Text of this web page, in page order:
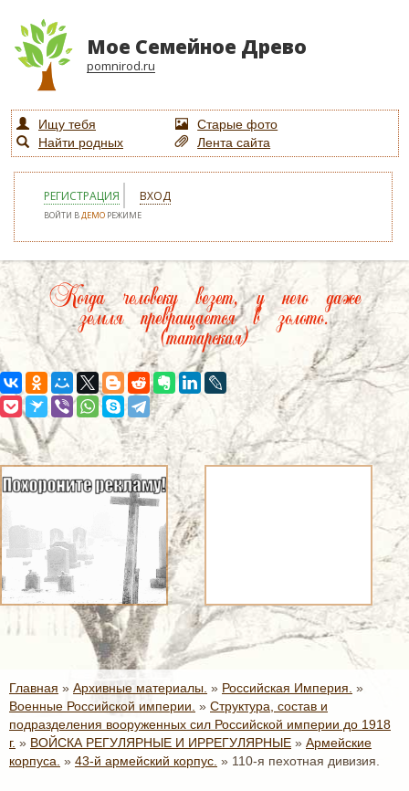
Мое Семейное Древо
pomnirod.ru
Ищу тебя
Старые фото
Найти родных
Лента сайта
РЕГИСТРАЦИЯ ВХОД
ВОЙТИ ВДЕМО РЕЖИМЕ
Когда человеку везет, у него даже
земля превращается в золото.
(татарская)
Главная » Архивные материалы. » Российская Империя. »
Военные Российской империи. » Структура, состав и
подразделения вооруженных сил Российской империи до 1918
г. » ВОЙСКА РЕГУЛЯРНЫЕ И ИРРЕГУЛЯРНЫЕ » Армейские
корпуса. » 43-й армейский корпус. » 110-я пехотная дивизия.